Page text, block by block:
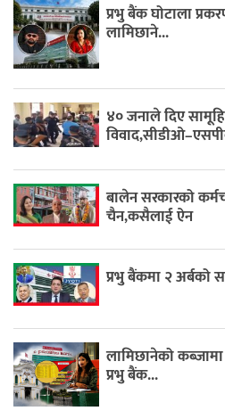
प्रभु बैंक घोटाला
लामिछाने...
४० जनाले दिए
बालेन सरकारको
चैन,कसैलाई ऐन
प्रभु बैंकमा २ अर्बको
लामिछानेको
प्रभु बैंक...